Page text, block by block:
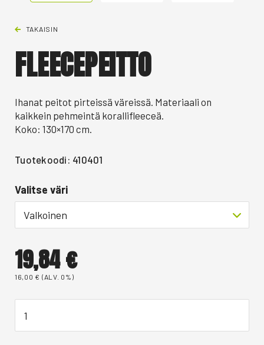
TAKAISIN
FLEECEPEITTO
Ihanat peitot pirteissä väreissä. Materiaali on
kaikkein pehmeintä korallifleeceä.
Koko: 130×170 cm.
Tuotekoodi: 410401
Valitse väri
Valkoinen
19,84€
16,00 € (ALV. 0%)